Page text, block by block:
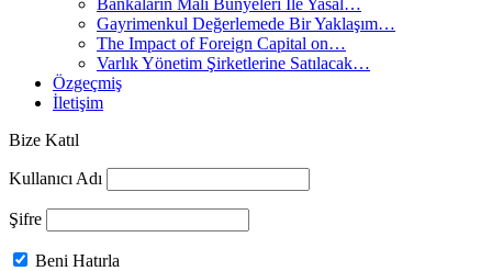
Bankaların Mali Bünyeleri İle Yasal…
Gayrimenkul Değerlemede Bir Yaklaşım…
The Impact of Foreign Capital on…
Varlık Yönetim Şirketlerine Satılacak…
Özgeçmiş
İletişim
Bize Katıl
Kullanıcı Adı
Şifre
Beni Hatırla